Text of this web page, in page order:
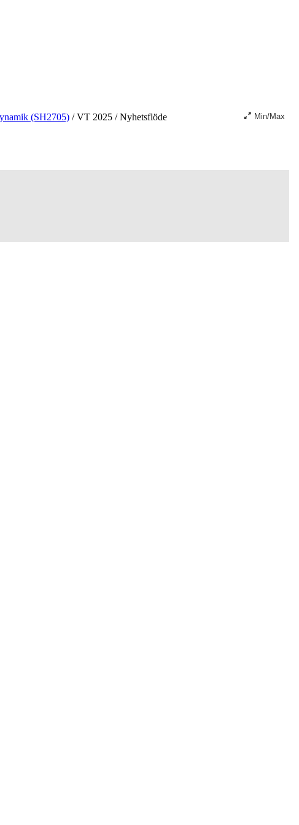
(SH2705) /VT 2025 /Nyhetsflöde Min/Max